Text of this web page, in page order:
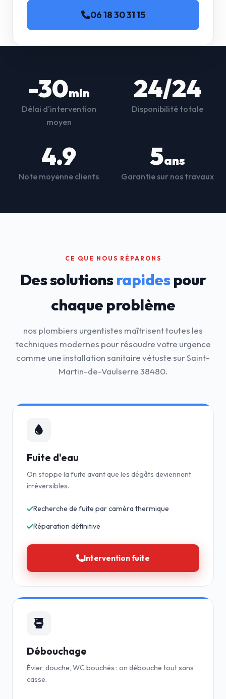
06 18 30 31 15
-30min
Délai d'intervention
moyen
24/24
Disponibilité totale
4.9
Note moyenne clients
5ans
Garantie sur nos travaux
CE QUE NOUS RÉPARONS
Des solutionsrapidespour
chaque problème
nos plombiers urgentistes maîtrisent toutes les
techniques modernes pour résoudre votre urgence
comme une installation sanitaire vétuste sur Saint-
Martin-de-Vaulserre 38480.
Fuite d'eau
On stoppe la fuite avant que les dégâts deviennent
irréversibles.
Recherche de fuite par caméra thermique
Réparation définitive
Intervention fuite
Débouchage
Évier, douche, WC bouchés : on débouche tout sans
casse.